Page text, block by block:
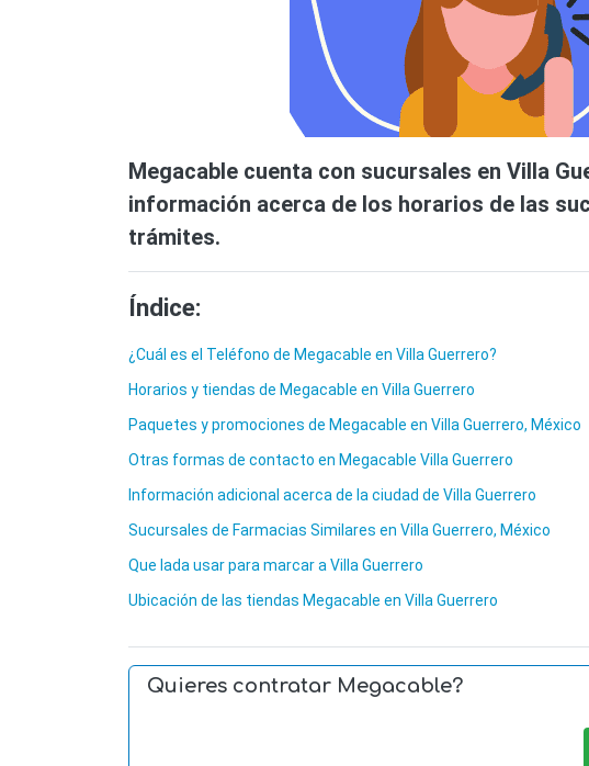
Megacable cuenta con sucursales en Villa
información acerca de los horarios de las
trámites.
Índice:
¿Cuál es el Teléfono de Megacable en Villa Guerrero?
Horarios y tiendas de Megacable en Villa Guerrero
Paquetes y promociones de Megacable en Villa Guerrero, México
Otras formas de contacto en Megacable Villa Guerrero
Información adicional acerca de la ciudad de Villa Guerrero
Sucursales de Farmacias Similares en Villa Guerrero, México
Que lada usar para marcar a Villa Guerrero
Ubicación de las tiendas Megacable en Villa Guerrero
Quieres contratar Megacable?